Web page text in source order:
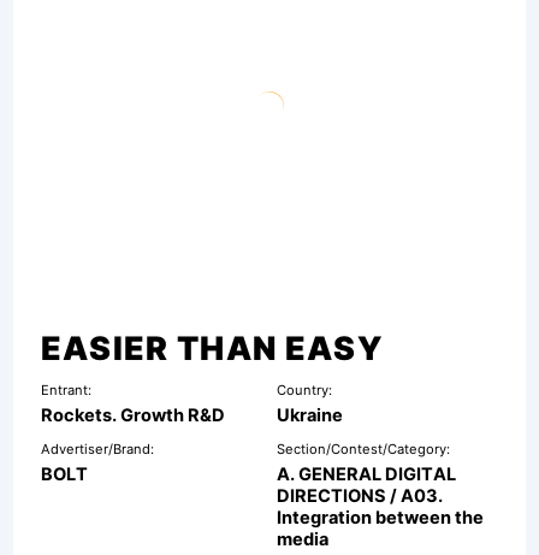
EASIER THAN EASY
Entrant:
Rockets. Growth R&D
Country:
Ukraine
Advertiser/Brand:
BOLT
Section/Contest/Category:
A. GENERAL DIGITAL
DIRECTIONS / A03.
Integration between the
media